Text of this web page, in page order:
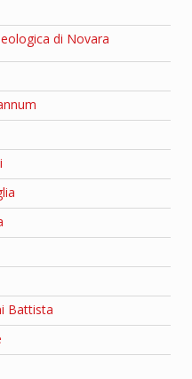
di Novara
Battista